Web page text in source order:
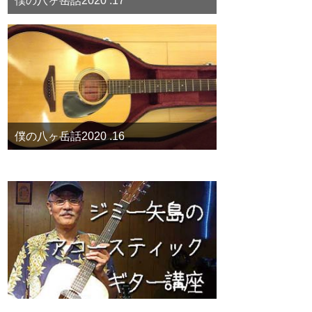
僕の八ヶ岳話2020 .16